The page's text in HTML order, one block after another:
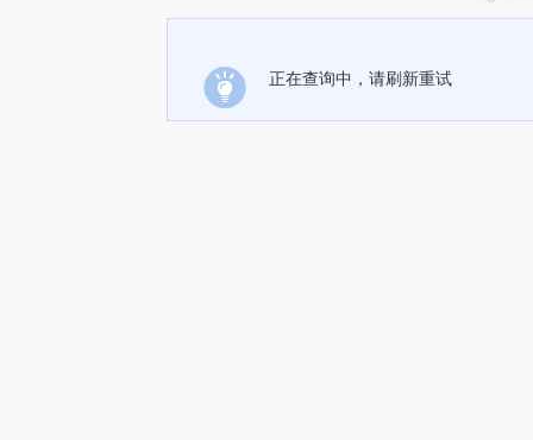
正在查询中，请刷新重试